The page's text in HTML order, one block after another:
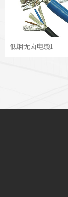
低烟无卤电缆1